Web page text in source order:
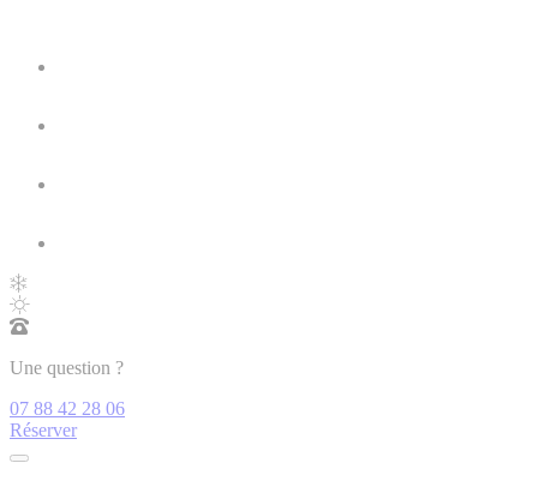
Une question ?
07 88 42 28 06
Réserver